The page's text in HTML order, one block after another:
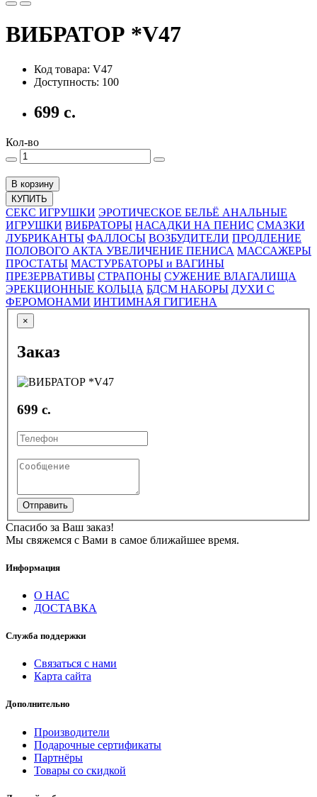
ВИБРАТОР *V47
Код товара: V47
Доступность: 100
699 с.
Кол-во
В корзину
КУПИТЬ
СЕКС ИГРУШКИ ЭРОТИЧЕСКОЕ БЕЛЬЁ АНАЛЬНЫЕ
ИГРУШКИ ВИБРАТОРЫ НАСАДКИ НА ПЕНИС СМАЗКИ
ЛУБРИКАНТЫ ФАЛЛОСЫ ВОЗБУДИТЕЛИ ПРОДЛЕНИЕ
ПОЛОВОГО АКТА УВЕЛИЧЕНИЕ ПЕНИСА МАССАЖЕРЫ
ПРОСТАТЫ МАСТУРБАТОРЫ и ВАГИНЫ
ПРЕЗЕРВАТИВЫ СТРАПОНЫ СУЖЕНИЕ ВЛАГАЛИЩА
ЭРЕКЦИОННЫЕ КОЛЬЦА БДСМ НАБОРЫ ДУХИ С
ФЕРОМОНАМИ ИНТИМНАЯ ГИГИЕНА
×
Заказ
699 с.
Отправить
Спасибо за Ваш заказ!
Мы свяжемся с Вами в самое ближайшее время.
Информация
О НАС
ДОСТАВКА
Служба поддержки
Связаться с нами
Карта сайта
Дополнительно
Производители
Подарочные сертификаты
Партнёры
Товары со скидкой